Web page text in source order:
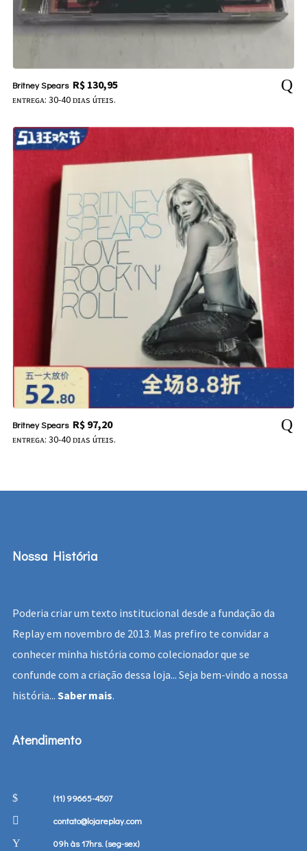
Britney Spears R$130,95
ᴇɴᴛʀᴇɢᴀ: 30-40 ᴅɪᴀs úᴛᴇɪs.
Britney Spears R$97,20
ᴇɴᴛʀᴇɢᴀ: 30-40 ᴅɪᴀs úᴛᴇɪs.
Nossa História
Poderia criar um texto institucional desde a fundação da
Replay em novembro de 2013. Mas prefiro te convidar a
conhecer minha história como colecionador que se
confunde com a criação dessa loja... Seja bem-vindo a nossa
história... Saber mais.
Atendimento
(11) 99665-4507
contato@lojareplay.com
09h às 17hrs. (seg-sex)